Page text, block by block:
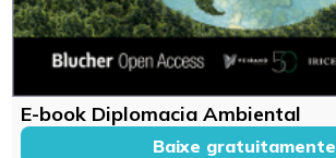
E-book Diplomacia Ambiental
Baixe gratuitamente